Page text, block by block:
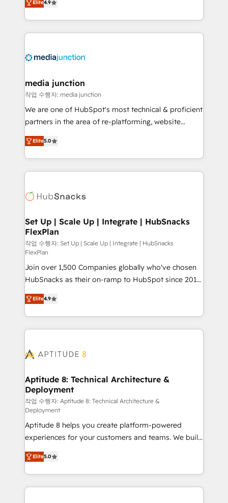
across industries through tailored marketing, sales,
and customer success strategies, utilizing RevOps
methodologies. As Latin America's largest HubSpot
offer unparalleled insights. Operating in five
Mexico, USA, and Portugal—we've executed over a
hundred successful operations. Our approach,
rooted in RevOps principles, integrates analysis,
training, planning, and qualification. Leveraging
inbound marketing tactics, we focus on
understanding, nurturing, and converting leads.
competitive market.
Elite4.9
media junction
작업 수행자: media junction
We are one of HubSpot's most technical & proficient
partners in the area of re-platforming, website
design & development. We specialize in multi-hub
implementations for mid-market & enterprise
companies. We are woman-owned, powered by
coffee, and we ❤️ dogs. We produce award-winning
Impact Award 🏆2022 Technical Expertise Impact
Award 🏆2020 Elite Solutions Partner 🏆2019
Integrations HubSpot Impact Award 🏆2019
Marketing Enablement HubSpot Impact Award 🏆
2018 Website Design HubSpot Impact Award 🏆2017
Website Design HubSpot Impact Award 🏆2016
Growth-Driven Design Agency of the Year 🏆2016
Sales Enablement HubSpot Impact Award 🏆2015
Growth-Driven Design Agency of the Year 🏆2015
Became the 5th Agency to reach Diamond 🏆2014
HubSpot COS Performance Award 🏆2014 HubSpot
Provider of the Year 🏆2011 Became a HubSpot
Elite5.0
Set Up | Scale Up | Integrate | HubSnacks
FlexPlan
작업 수행자: Set Up | Scale Up | Integrate | HubSnacks
FlexPlan
Join over 1,500 Companies globally who've chosen
HubSnacks as their on-ramp to HubSpot since 2014
Simple pay-as-you-go plans that accelerate value...
1️⃣ Set Up | Onboarding New or Check-fixing existing
HubSpot portals 2️⃣ Scale Up | 100% HubSpot Task
Execution... Global 24/7 ... All Experts 3️⃣ Integrate |
Slash months from your API Integration project... ⬅️
Integration templates that put HubSpot in the center
of your tech stack, syncing... 🛍️ Shopify or
WooCommerce 💲 Stripe or Paypal 💰 Sage or
Netsuite 🤖 Google or Microsoft ✍️ DocuSign or
PandaDoc 🌐 Avalara or Quaderno HubSnacks holds
the rare Advanced "Custom Integrations"
Accreditation, securely sync data across... 🔄 any
apps, in any direction. Stuck on your old CRM..?
Migrate | seamlessly off your old CRM onto a clean
new HubSpot portal with Advanced Website and
Elite4.9
Aptitude 8: Technical Architecture &
Deployment
작업 수행자: Aptitude 8: Technical Architecture &
Deployment
Aptitude 8 helps you create platform-powered
experiences for your customers and teams. We build
multi-hub solutions and orchestrate operations
across your entire tech stack. Aptitude 8 is trusted
by top brands such as Lenovo, Bluetooth,
International Sports Sciences Association, SXSW,
Elite5.0